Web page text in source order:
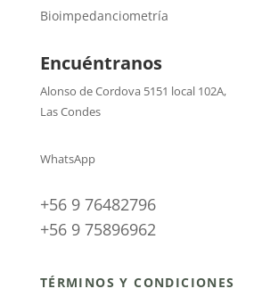
Bioimpedanciometría
Encuéntranos
Alonso de Cordova 5151 local 102A,
Las Condes
WhatsApp
+56 9 76482796
+56 9 75896962
TÉRMINOS Y CONDICIONES